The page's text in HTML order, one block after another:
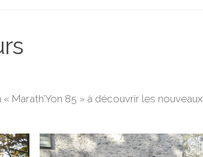
Marath’Yon 85 » à découvrir les nouveaux